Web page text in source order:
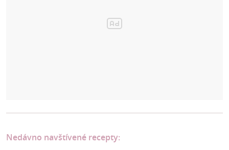
Nedávno navštívené recepty: